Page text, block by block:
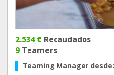
2.534 € Recaudados
9 Teamers
Teaming Manager desde: